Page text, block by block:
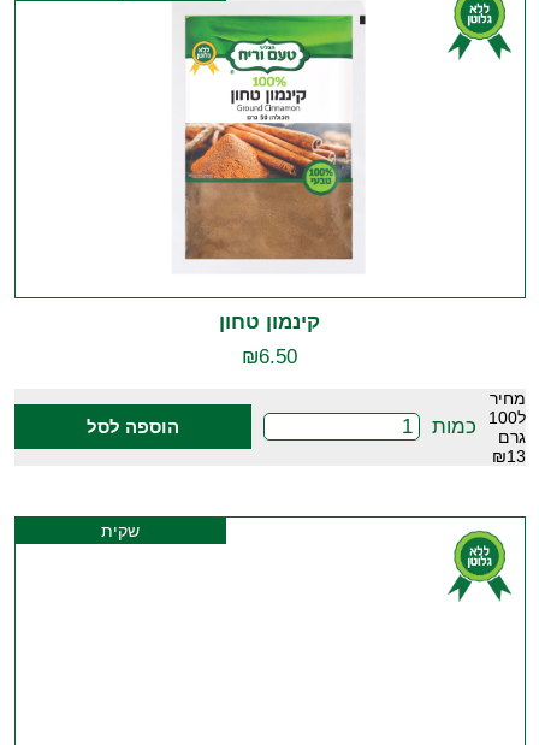
קינמון טחון
₪6.50
מחיר
ל100
גרם
₪13
כמות הוספה לסל
שקית